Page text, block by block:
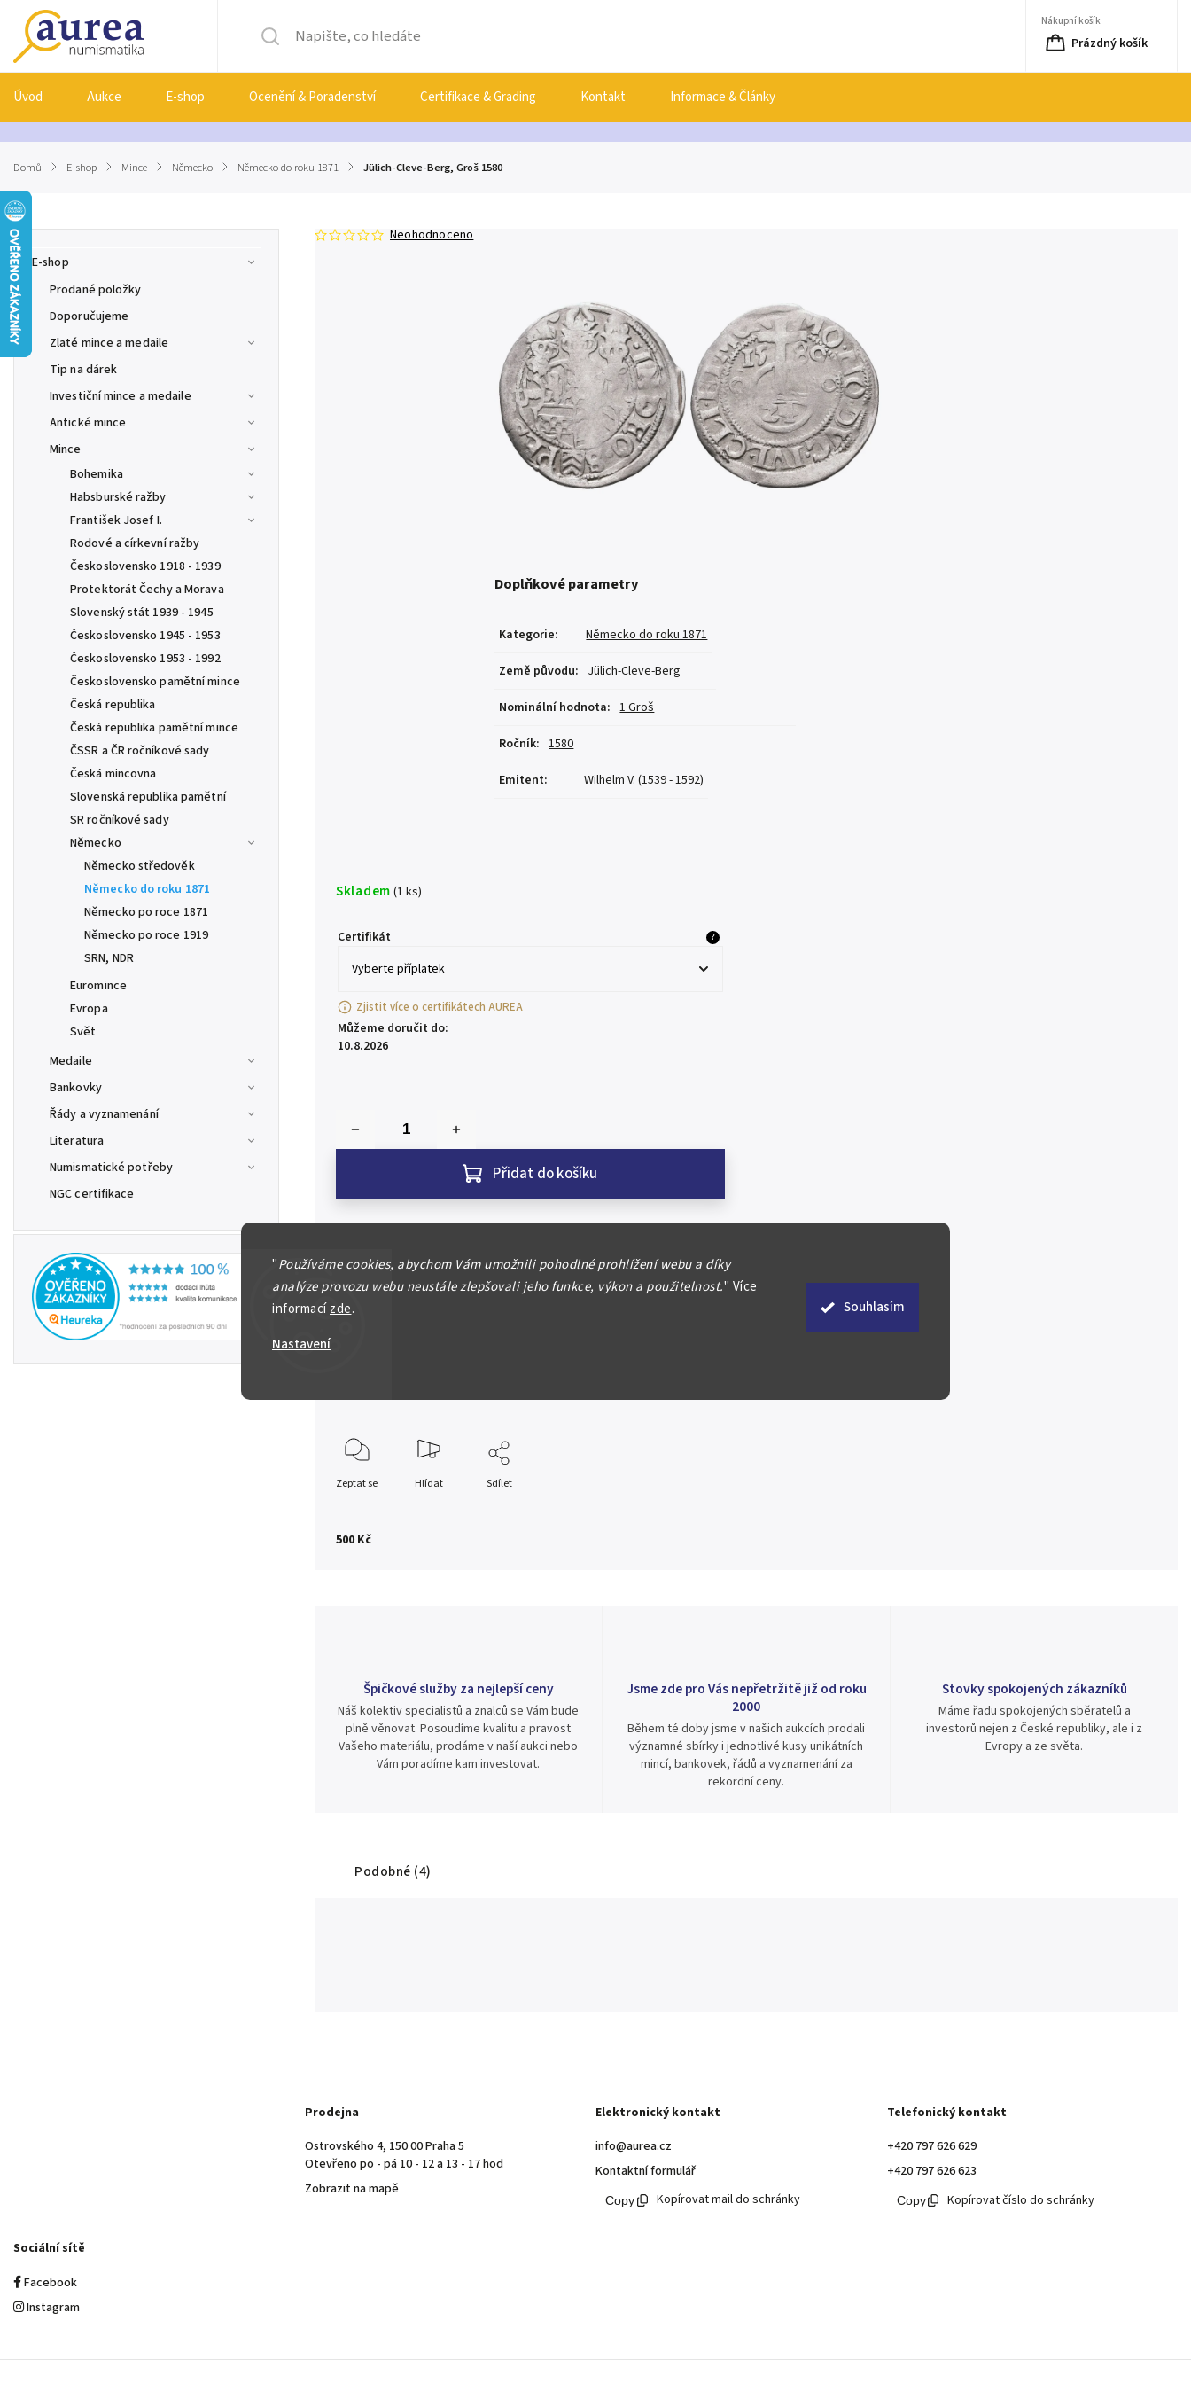
"Používáme cookies, abychom Vám umožnili pohodlné prohlížení webu a díky
analýze provozu webu neustále zlepšovali jeho funkce, výkon a použitelnost." Více
informacízde.
Nastavení
Souhlasím
Nákupní košík
Prázdný košík
Úvod Aukce E-shop Ocenění & Poradenství Certifikace & Grading Kontakt Informace & Články
Domů / E-shop / Mince / Německo / Německo do roku 1871 / Jülich-Cleve-Berg, Groš 1580
E-shop
Prodané položky
Doporučujeme
Zlaté mince a medaile
Tip na dárek
Investiční mince a medaile
Antické mince
Mince
Bohemika
Habsburské ražby
František Josef I.
Rodové a církevní ražby
Československo 1918 - 1939
Protektorát Čechy a Morava
Slovenský stát 1939 - 1945
Československo 1945 - 1953
Československo 1953 - 1992
Československo pamětní mince
Česká republika
Česká republika pamětní mince
ČSSR a ČR ročníkové sady
Česká mincovna
Slovenská republika pamětní
SR ročníkové sady
Německo
Německo středověk
Německo do roku 1871
Německo po roce 1871
Německo po roce 1919
SRN, NDR
Euromince
Evropa
Svět
Medaile
Bankovky
Řády a vyznamenání
Literatura
Numismatické potřeby
NGC certifikace
Neohodnoceno
Doplňkové parametry
Kategorie: Německo do roku 1871
Země původu: Jülich-Cleve-Berg
Nominální hodnota: 1 Groš
Ročník: 1580
Emitent: Wilhelm V. (1539 - 1592)
500 Kč
Skladem (1 ks)
Certifikát ?
Zjistit více o certifikátech AUREA
Můžeme doručit do:
10.8.2026
Přidat do košíku
Jülich - Cleve - Berg, Wilhelm V., 1539 - 1592
Zeptat se Hlídat Sdílet
Špičkové služby za nejlepší ceny
Náš kolektiv specialistů a znalců se Vám bude
plně věnovat. Posoudíme kvalitu a pravost
Vašeho materiálu, prodáme v naší aukci nebo
Vám poradíme kam investovat.
Jsme zde pro Vás nepřetržitě již od roku
2000
Během té doby jsme v našich aukcích prodali
významné sbírky i jednotlivé kusy unikátních
mincí, bankovek, řádů a vyznamenání za
rekordní ceny.
Stovky spokojených zákazníků
Máme řadu spokojených sběratelů a
investorů nejen z České republiky, ale i z
Evropy a ze světa.
Podobné (4)
Prodejna
Ostrovského 4, 150 00 Praha 5
Otevřeno po - pá 10 - 12 a 13 - 17 hod
Zobrazit na mapě
Elektronický kontakt
info@aurea.cz
Kontaktní formulář
Kopírovat mail do schránky
Telefonický kontakt
+420 797 626 629
+420 797 626 623
Kopírovat číslo do schránky
Sociální sítě
Facebook
Instagram